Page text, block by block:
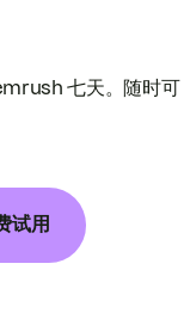
七天。随时可
试用